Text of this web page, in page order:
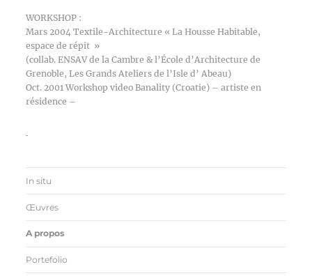
WORKSHOP :
Mars 2004 Textile-Architecture « La Housse Habitable,
espace de répit »
(collab. ENSAV de la Cambre & l’École d’Architecture de
Grenoble, Les Grands Ateliers de l’Isle d’ Abeau)
Oct. 2001 Workshop video Banality (Croatie) – artiste en
résidence –
In situ
Œuvres
A propos
Portefolio